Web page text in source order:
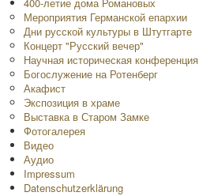
Мероприятия Германской епархии
Дни русской культуры в Штутгарте
Концерт "Русский вечер"
Научная историческая конференция
Богослужение на Ротенберг
Акафист
Экспозиция в храме
Выставка в Старом Замке
Фотогалерея
Видео
Аудио
Impressum
Datenschutzerklärung